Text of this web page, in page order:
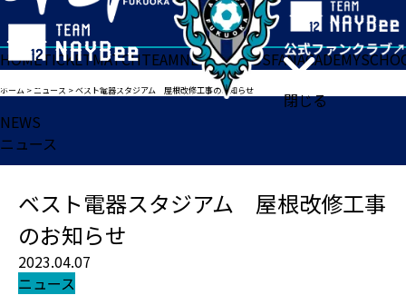
閉じる
HOMETICKETMATCHTEAMNEWSGOODSFANACADEMY
ホーム >ニュース >ベスト電器スタジアム 屋根改修工事のお知らせ
NEWS
ニュース
ベスト電器スタジアム 屋根改修工事
のお知らせ
2023.04.07
ニュース